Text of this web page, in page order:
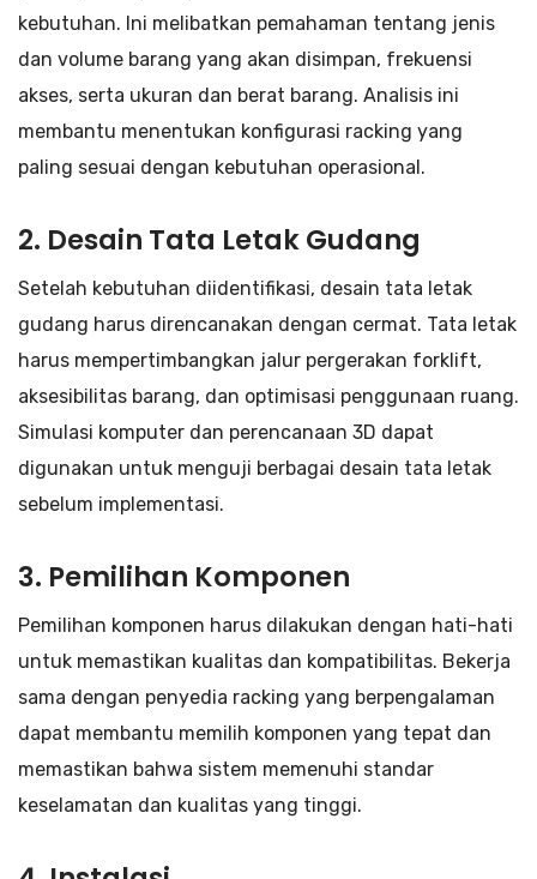
kebutuhan. Ini melibatkan pemahaman tentang jenis
dan volume barang yang akan disimpan, frekuensi
akses, serta ukuran dan berat barang. Analisis ini
membantu menentukan konfigurasi racking yang
paling sesuai dengan kebutuhan operasional.
2. Desain Tata Letak Gudang
Setelah kebutuhan diidentifikasi, desain tata letak
gudang harus direncanakan dengan cermat. Tata letak
harus mempertimbangkan jalur pergerakan forklift,
aksesibilitas barang, dan optimisasi penggunaan ruang.
Simulasi komputer dan perencanaan 3D dapat
digunakan untuk menguji berbagai desain tata letak
sebelum implementasi.
3. Pemilihan Komponen
Pemilihan komponen harus dilakukan dengan hati-hati
untuk memastikan kualitas dan kompatibilitas. Bekerja
sama dengan penyedia racking yang berpengalaman
dapat membantu memilih komponen yang tepat dan
memastikan bahwa sistem memenuhi standar
keselamatan dan kualitas yang tinggi.